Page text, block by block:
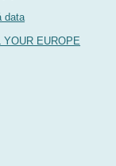
data
YOUR EUROPE